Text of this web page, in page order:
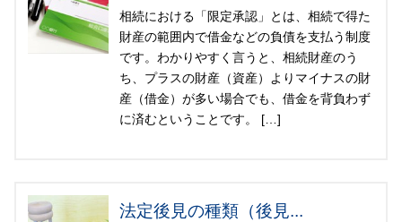
相続における「限定承認」とは、相続で得た
財産の範囲内で借金などの負債を支払う制度
です。わかりやすく言うと、相続財産のう
ち、プラスの財産（資産）よりマイナスの財
産（借金）が多い場合でも、借金を背負わず
に済むということです。 […]
法定後見の種類（後見...